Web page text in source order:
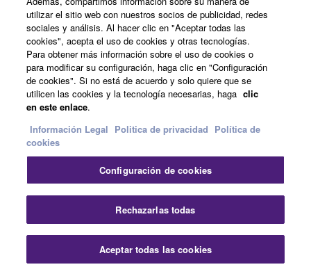
España - Spanish
Empresa
Contacte con nosotrosTerminos de uso
Politica de privacidadPolítica de cookies
Información Legal
© Yamaha Corporation.
utilizar el sitio web con nuestros socios de publicidad, redes
sociales y análisis. Al hacer clic en "Aceptar todas las
cookies", acepta el uso de cookies y otras tecnologías.
Para obtener más información sobre el uso de cookies o
para modificar su configuración, haga clic en "Configuración
de cookies". Si no está de acuerdo y solo quiere que se
utilicen las cookies y la tecnología necesarias, haga clic
en este enlace.
Información Legal Politica de privacidad Política de
cookies
Configuración de cookies
Rechazarlas todas
Aceptar todas las cookies